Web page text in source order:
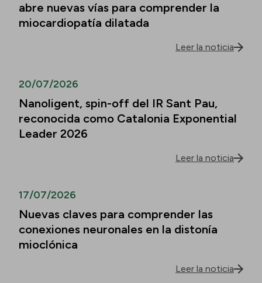
abre nuevas vías para comprender la
miocardiopatía dilatada
Leer la noticia
20/07/2026
Nanoligent, spin-off del IR Sant Pau,
reconocida como Catalonia Exponential
Leader 2026
Leer la noticia
17/07/2026
Nuevas claves para comprender las
conexiones neuronales en la distonía
mioclónica
Leer la noticia